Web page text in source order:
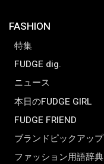
FASHION
特集
FUDGE dig.
ニュース
本日のFUDGE GIRL
FUDGE FRIEND
ブランドピックアップ
ファッション用語辞典